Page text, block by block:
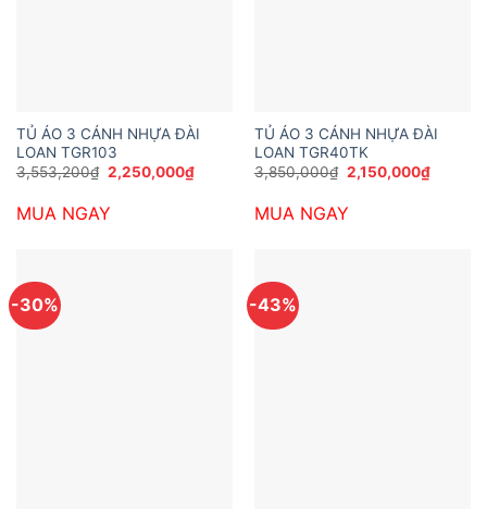
TỦ ÁO 3 CÁNH NHỰA ĐÀI
LOAN TGR103
3,553,200₫ Giá
gốc
3,553,200₫.
2,250,000₫Giá
hiện
MUA NGAY
TỦ ÁO 3 CÁNH NHỰA ĐÀI
LOAN TGR40TK
3,850,000₫ Giá
gốc
3,850,000₫.
2,150,000₫Giá
hiện
MUA NGAY
-30% -43%